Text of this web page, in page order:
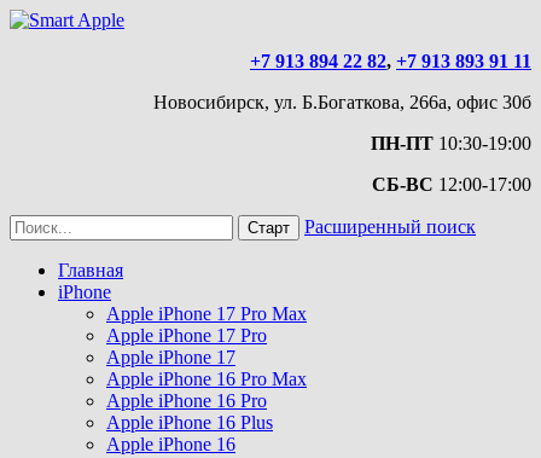
+7 913 894 22 82, +7 913 893 91 11
Новосибирск, ул. Б.Богаткова, 266а, офис 30б
ПН-ПТ 10:30-19:00
СБ-ВС 12:00-17:00
Расширенный поиск
Главная
iPhone
Apple iPhone 17 Pro Max
Apple iPhone 17 Pro
Apple iPhone 17
Apple iPhone 16 Pro Max
Apple iPhone 16 Pro
Apple iPhone 16 Plus
Apple iPhone 16